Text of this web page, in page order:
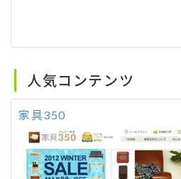
人気コンテンツ
家具350